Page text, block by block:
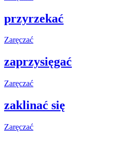
przyrzekać
Zaręczać
zaprzysięgać
Zaręczać
zaklinać się
Zaręczać